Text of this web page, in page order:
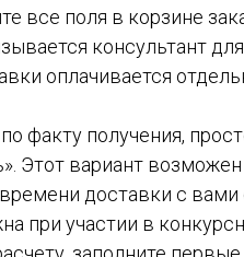
все поля в корзине
консультант
оплачивается
факту получения,
Этот вариант
доставки с вами
при участии в